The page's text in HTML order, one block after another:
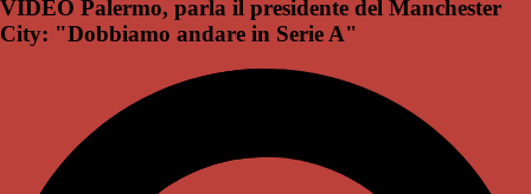
VIDEO Palermo, parla il presidente del Manchester
City: "Dobbiamo andare in Serie A"